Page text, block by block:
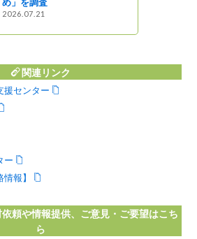
2026.07.21
関連リンク
援センター
ー
情報】
頼や情報提供、ご意見・ご要望はこち
ら